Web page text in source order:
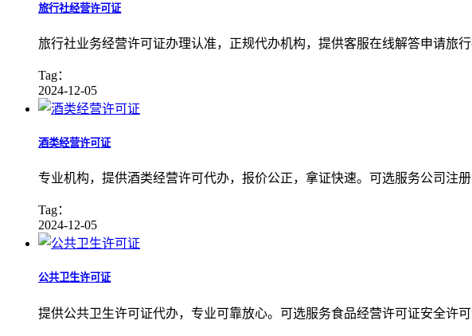
旅行社经营许可证
旅行社业务经营许可证办理认准，正规代办机构，提供客服在线解答申请旅
Tag：
2024-12-05
酒类经营许可证
专业机构，提供酒类经营许可代办，报价公正，拿证快速。可选服务公司注
Tag：
2024-12-05
公共卫生许可证
提供公共卫生许可证代办，专业可靠放心。可选服务食品经营许可证安全许